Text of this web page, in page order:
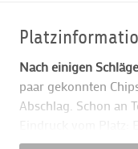
Nach einigen
paar gekonnten
Abschlag. Schon an
lässt so manch zu